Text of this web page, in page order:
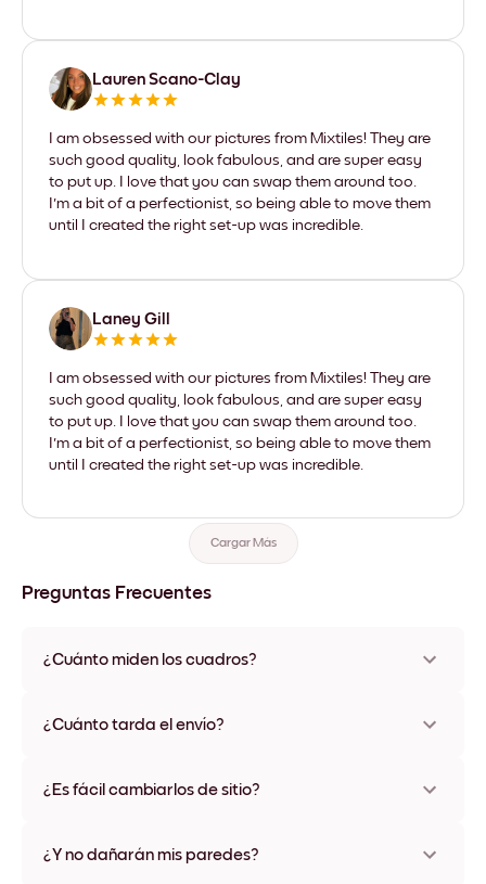
Lauren Scano-Clay
I am obsessed with our pictures from Mixtiles! They are
such good quality, look fabulous, and are super easy
to put up. I love that you can swap them around too.
I'm a bit of a perfectionist, so being able to move them
until I created the right set-up was incredible.
Laney Gill
I am obsessed with our pictures from Mixtiles! They are
such good quality, look fabulous, and are super easy
to put up. I love that you can swap them around too.
I'm a bit of a perfectionist, so being able to move them
until I created the right set-up was incredible.
Cargar Más
Preguntas Frecuentes
¿Cuánto miden los cuadros?
varios materiales y colores de marco, incluidas opciones sin
¿Cuánto tarda el envío?
disponibles en algunos países. Te enviaremos un número de
¿Es fácil cambiarlos de sitio?
ningún daño
¿Y no dañarán mis paredes?